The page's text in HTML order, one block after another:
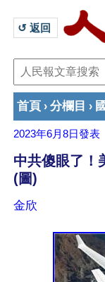
↺ 返回
首頁 › 分欄目 ›
2023年6月8日發表
中共傻眼了！
(圖)
金欣